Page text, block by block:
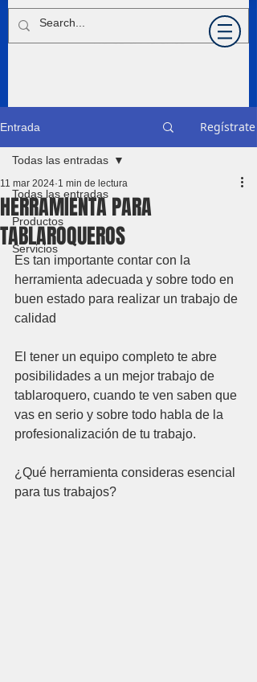
Entrada Regístrate
Todas las entradas
Productos
Servicios
Todas las entradas
HERRAMIENTA PARA
TABLAROQUEROS
11 mar 2024 1 min de lectura
Es tan importante contar con la
herramienta adecuada y sobre todo en
buen estado para realizar un trabajo de
calidad
El tener un equipo completo te abre
posibilidades a un mejor trabajo de
tablaroquero, cuando te ven saben que
vas en serio y sobre todo habla de la
profesionalización de tu trabajo.
¿Qué herramienta consideras esencial
para tus trabajos?